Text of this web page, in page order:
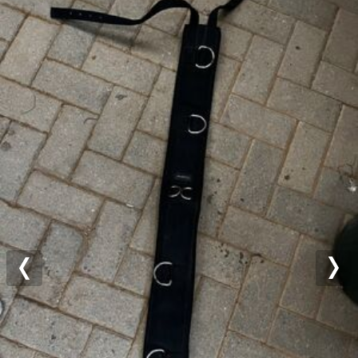
Previous